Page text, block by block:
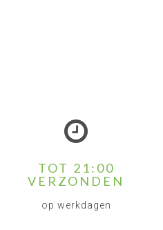
TOT 21:00
VERZONDEN
op werkdagen